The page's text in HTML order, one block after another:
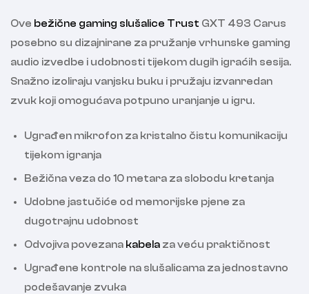
Ove bežične gaming slušalice Trust GXT 493 Carus
posebno su dizajnirane za pružanje vrhunske gaming
audio izvedbe i udobnosti tijekom dugih igraćih sesija.
Snažno izoliraju vanjsku buku i pružaju izvanredan
zvuk koji omogućava potpuno uranjanje u igru.
Ugrađen mikrofon za kristalno čistu komunikaciju
tijekom igranja
Bežična veza do 10 metara za slobodu kretanja
Udobne jastučiće od memorijske pjene za
dugotrajnu udobnost
Odvojiva povezana kabela za veću praktičnost
Ugrađene kontrole na slušalicama za jednostavno
podešavanje zvuka